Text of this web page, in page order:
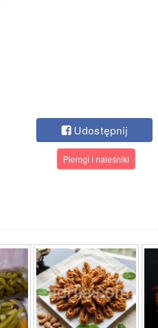
Udostępnij
Pierogi i naleśniki